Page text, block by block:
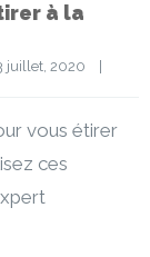
à la
juillet, 2020
vous étirer
ces